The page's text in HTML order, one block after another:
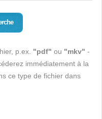
p.ex. "pdf" ou "mkv" -
immédiatement à la
ce type de fichier dans